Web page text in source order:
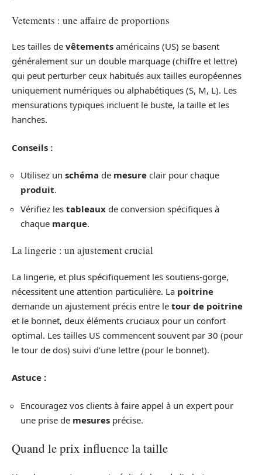
Vetements : une affaire de proportions
Les tailles de vêtements américains (US) se basent
généralement sur un double marquage (chiffre et lettre)
qui peut perturber ceux habitués aux tailles européennes
uniquement numériques ou alphabétiques (S, M, L). Les
mensurations typiques incluent le buste, la taille et les
hanches.
Conseils :
Utilisez un schéma de mesure clair pour chaque
produit.
Vérifiez les tableaux de conversion spécifiques à
chaque marque.
La lingerie : un ajustement crucial
La lingerie, et plus spécifiquement les soutiens-gorge,
nécessitent une attention particulière. La poitrine
demande un ajustement précis entre le tour de poitrine
et le bonnet, deux éléments cruciaux pour un confort
optimal. Les tailles US commencent souvent par 30 (pour
le tour de dos) suivi d’une lettre (pour le bonnet).
Astuce :
Encouragez vos clients à faire appel à un expert pour
une prise de mesures précise.
Quand le prix influence la taille